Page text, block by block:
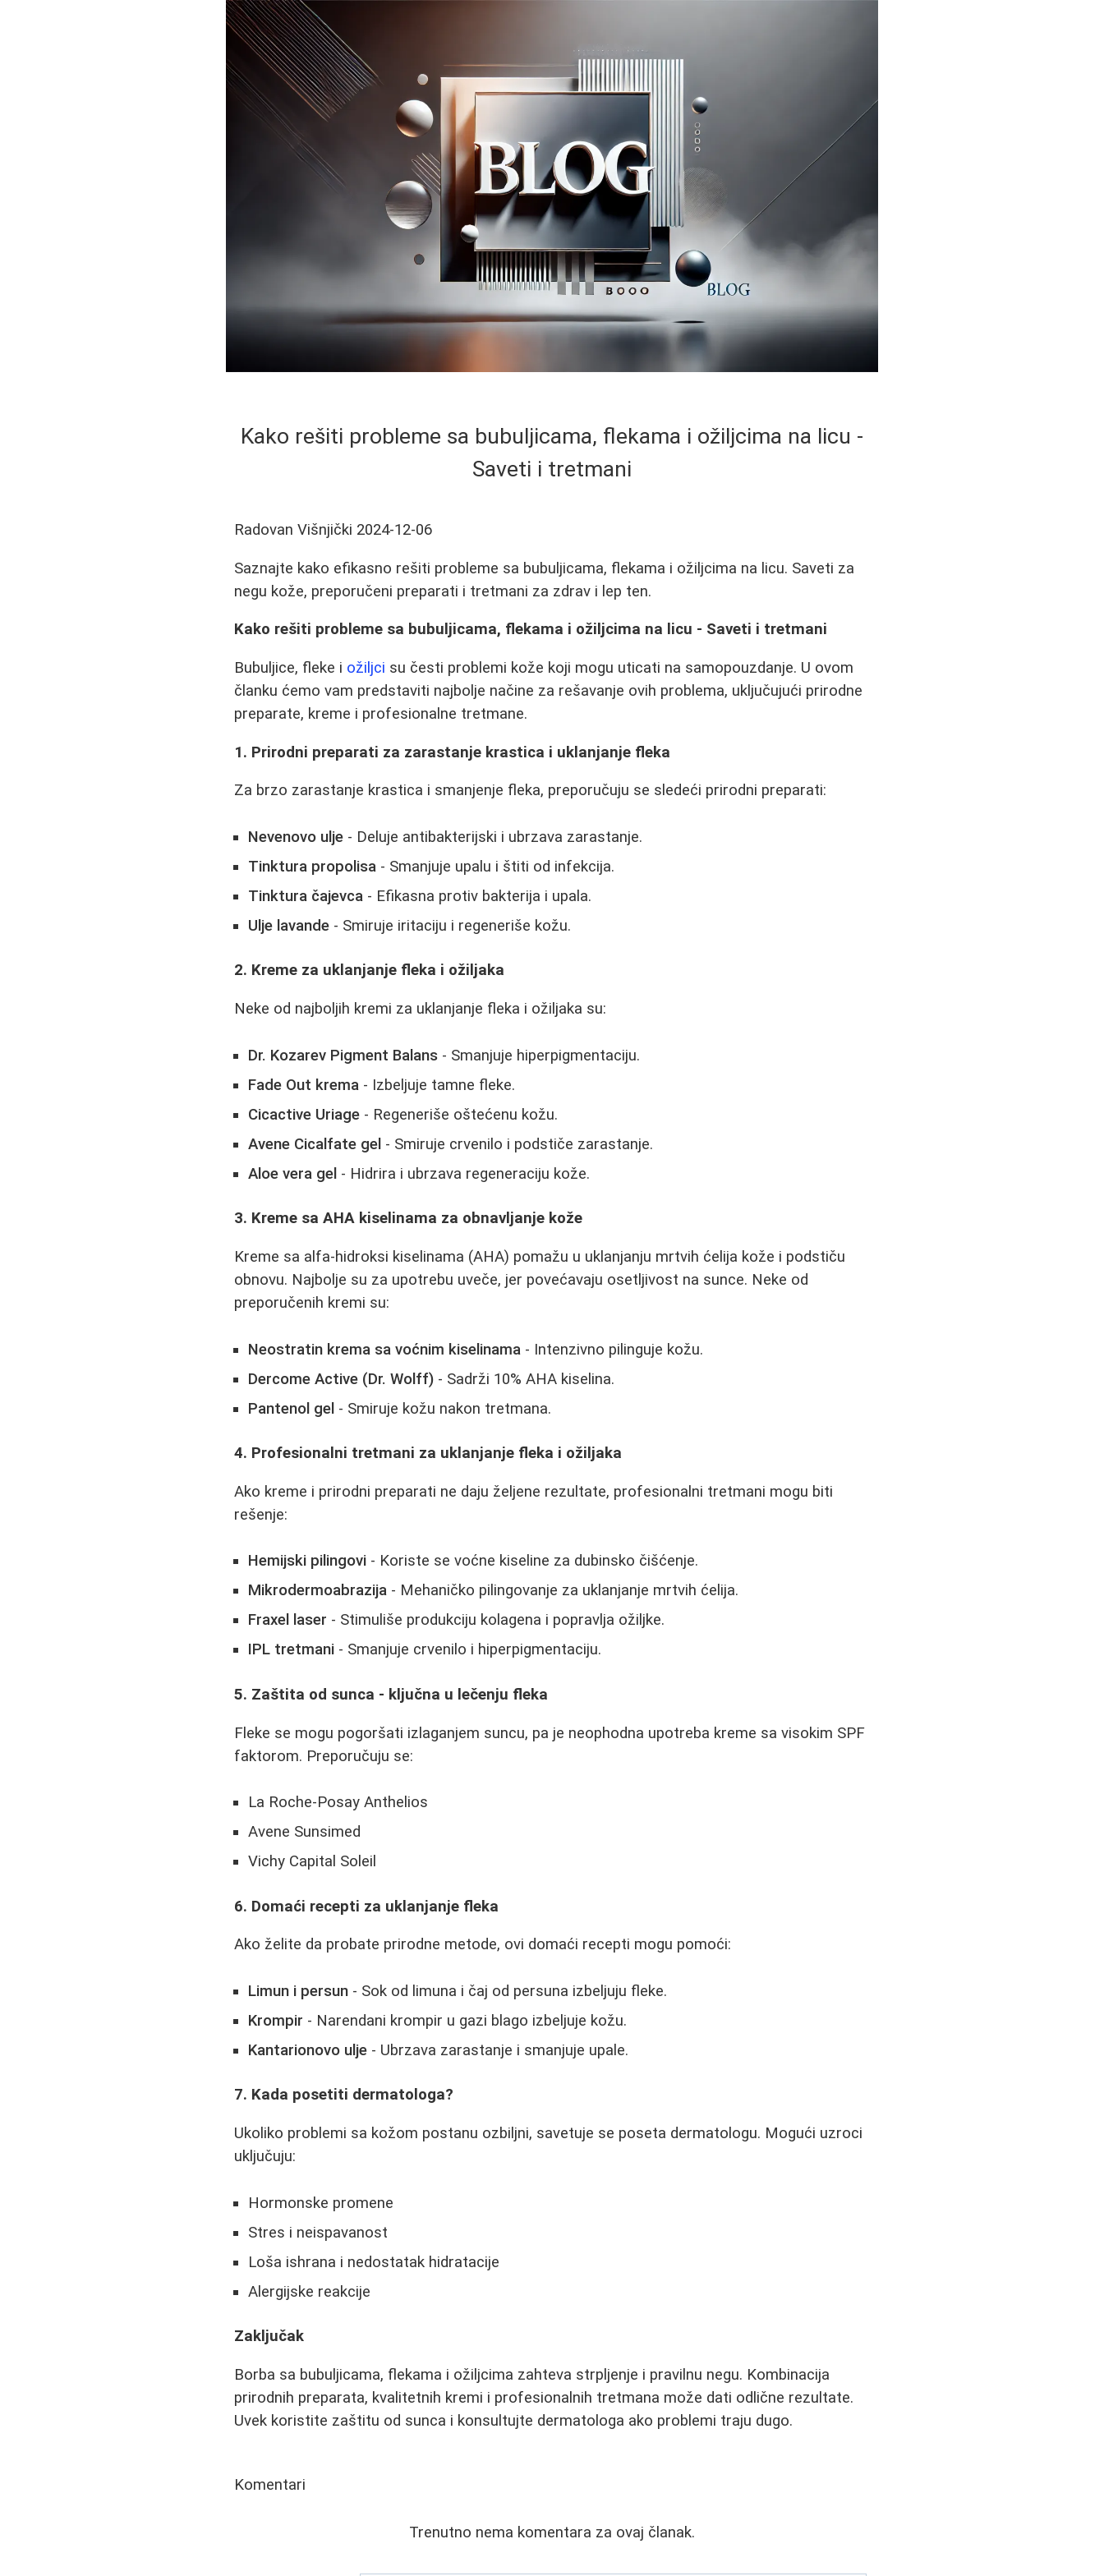
Kako rešiti probleme sa bubuljicama, flekama i ožiljcima na licu -
Saveti i tretmani
Radovan Višnjički 2024-12-06
Saznajte kako efikasno rešiti probleme sa bubuljicama, flekama i ožiljcima na licu. Saveti za
negu kože, preporučeni preparati i tretmani za zdrav i lep ten.
Kako rešiti probleme sa bubuljicama, flekama i ožiljcima na licu - Saveti i tretmani
Bubuljice, fleke i ožiljci su česti problemi kože koji mogu uticati na samopouzdanje. U ovom
članku ćemo vam predstaviti najbolje načine za rešavanje ovih problema, uključujući prirodne
preparate, kreme i profesionalne tretmane.
1. Prirodni preparati za zarastanje krastica i uklanjanje fleka
Za brzo zarastanje krastica i smanjenje fleka, preporučuju se sledeći prirodni preparati:
Nevenovo ulje - Deluje antibakterijski i ubrzava zarastanje.
Tinktura propolisa - Smanjuje upalu i štiti od infekcija.
Tinktura čajevca - Efikasna protiv bakterija i upala.
Ulje lavande - Smiruje iritaciju i regeneriše kožu.
2. Kreme za uklanjanje fleka i ožiljaka
Neke od najboljih kremi za uklanjanje fleka i ožiljaka su:
Dr. Kozarev Pigment Balans - Smanjuje hiperpigmentaciju.
Fade Out krema - Izbeljuje tamne fleke.
Cicactive Uriage - Regeneriše oštećenu kožu.
Avene Cicalfate gel - Smiruje crvenilo i podstiče zarastanje.
Aloe vera gel - Hidrira i ubrzava regeneraciju kože.
3. Kreme sa AHA kiselinama za obnavljanje kože
Kreme sa alfa-hidroksi kiselinama (AHA) pomažu u uklanjanju mrtvih ćelija kože i podstiču
obnovu. Najbolje su za upotrebu uveče, jer povećavaju osetljivost na sunce. Neke od
preporučenih kremi su:
Neostratin krema sa voćnim kiselinama - Intenzivno pilinguje kožu.
Dercome Active (Dr. Wolff) - Sadrži 10% AHA kiselina.
Pantenol gel - Smiruje kožu nakon tretmana.
4. Profesionalni tretmani za uklanjanje fleka i ožiljaka
Ako kreme i prirodni preparati ne daju željene rezultate, profesionalni tretmani mogu biti
rešenje:
Hemijski pilingovi - Koriste se voćne kiseline za dubinsko čišćenje.
Mikrodermoabrazija - Mehaničko pilingovanje za uklanjanje mrtvih ćelija.
Fraxel laser - Stimuliše produkciju kolagena i popravlja ožiljke.
IPL tretmani - Smanjuje crvenilo i hiperpigmentaciju.
5. Zaštita od sunca - ključna u lečenju fleka
Fleke se mogu pogoršati izlaganjem suncu, pa je neophodna upotreba kreme sa visokim SPF
faktorom. Preporučuju se:
La Roche-Posay Anthelios
Avene Sunsimed
Vichy Capital Soleil
6. Domaći recepti za uklanjanje fleka
Ako želite da probate prirodne metode, ovi domaći recepti mogu pomoći:
Limun i persun - Sok od limuna i čaj od persuna izbeljuju fleke.
Krompir - Narendani krompir u gazi blago izbeljuje kožu.
Kantarionovo ulje - Ubrzava zarastanje i smanjuje upale.
7. Kada posetiti dermatologa?
Ukoliko problemi sa kožom postanu ozbiljni, savetuje se poseta dermatologu. Mogući uzroci
uključuju:
Hormonske promene
Stres i neispavanost
Loša ishrana i nedostatak hidratacije
Alergijske reakcije
Zaključak
Borba sa bubuljicama, flekama i ožiljcima zahteva strpljenje i pravilnu negu. Kombinacija
prirodnih preparata, kvalitetnih kremi i profesionalnih tretmana može dati odlične rezultate.
Uvek koristite zaštitu od sunca i konsultujte dermatologa ako problemi traju dugo.
Komentari
Trenutno nema komentara za ovaj članak.